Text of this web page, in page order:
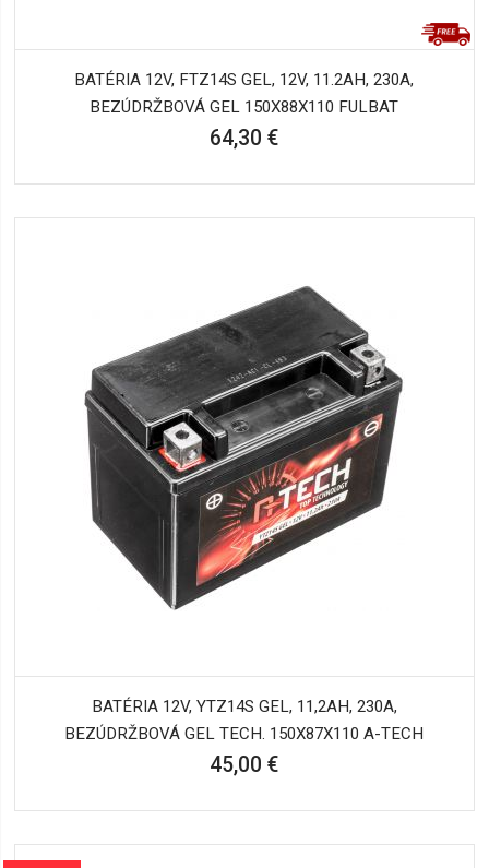
BATÉRIA 12V, FTZ14S GEL, 12V, 11.2AH, 230A,
BEZÚDRŽBOVÁ GEL 150X88X110 FULBAT
64,30 €
BATÉRIA 12V, YTZ14S GEL, 11,2AH, 230A,
BEZÚDRŽBOVÁ GEL TECH. 150X87X110 A-TECH
45,00 €